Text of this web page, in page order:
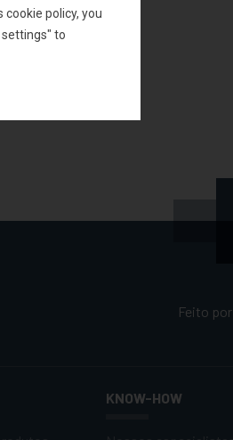
Feito por
KNOW-HOW
policy, you
settings" to